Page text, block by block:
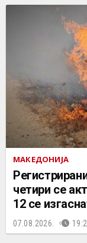
МАКЕДОНИЈА
четири се
12 се
07.08.2026.